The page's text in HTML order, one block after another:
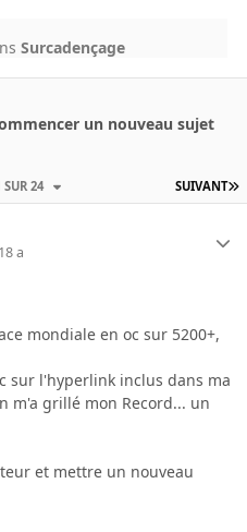
Surcadençage
un nouveau sujet
SUIVANT
SUR 24
18 a
mondiale en oc sur 5200+,
sur l'hyperlink inclus dans ma
m'a grillé mon Record... un
et mettre un nouveau